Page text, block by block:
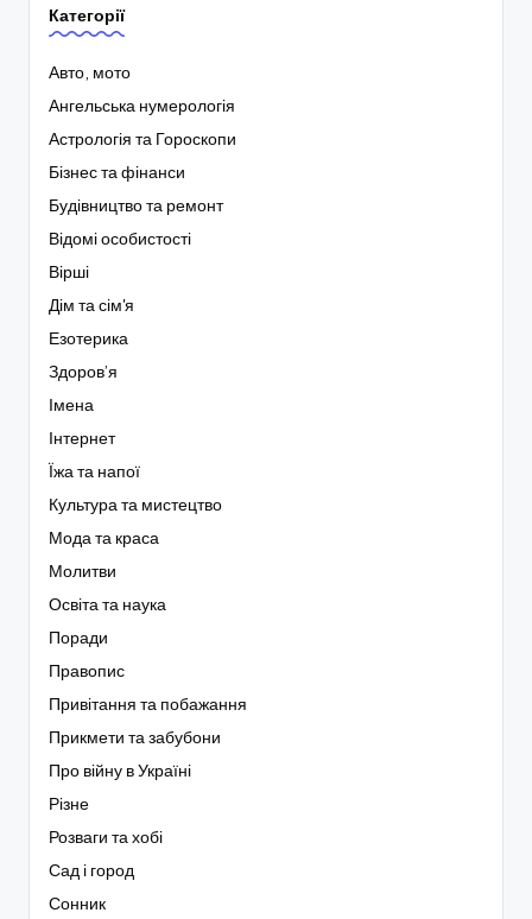
Категорії
Авто, мото
Ангельська нумерологія
Астрологія та Гороскопи
Бізнес та фінанси
Будівництво та ремонт
Відомі особистості
Вірші
Дім та сім'я
Езотерика
Здоров’я
Імена
Інтернет
Їжа та напої
Культура та мистецтво
Мода та краса
Молитви
Освіта та наука
Поради
Правопис
Привітання та побажання
Прикмети та забубони
Про війну в Україні
Різне
Розваги та хобі
Сад і город
Сонник